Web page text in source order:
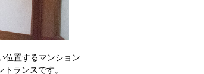
位置するマンション
ランスです。